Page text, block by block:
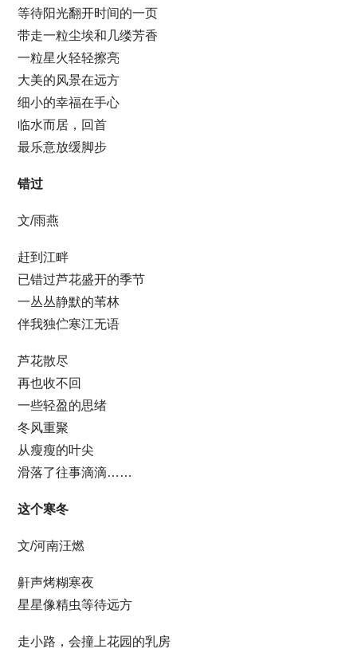
等待阳光翻开时间的一页
带走一粒尘埃和几缕芳香
一粒星火轻轻擦亮
大美的风景在远方
细小的幸福在手心
临水而居，回首
最乐意放缓脚步
错过
文/雨燕
赶到江畔
已错过芦花盛开的季节
一丛丛静默的苇林
伴我独伫寒江无语
芦花散尽
再也收不回
一些轻盈的思绪
冬风重聚
从瘦瘦的叶尖
滑落了往事滴滴……
这个寒冬
文/河南汪燃
鼾声烤糊寒夜
星星像精虫等待远方
走小路，会撞上花园的乳房